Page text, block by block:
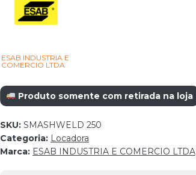
ESAB INDUSTRIA E
COMERCIO LTDA
Produto somente com retirada na loja
SKU: SMASHWELD 250
Categoria: Locadora
Marca: ESAB INDUSTRIA E COMERCIO LTDA